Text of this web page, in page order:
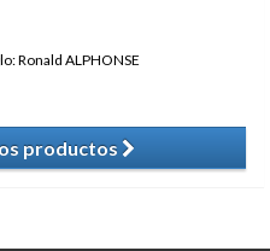
Ronald ALPHONSE
productos